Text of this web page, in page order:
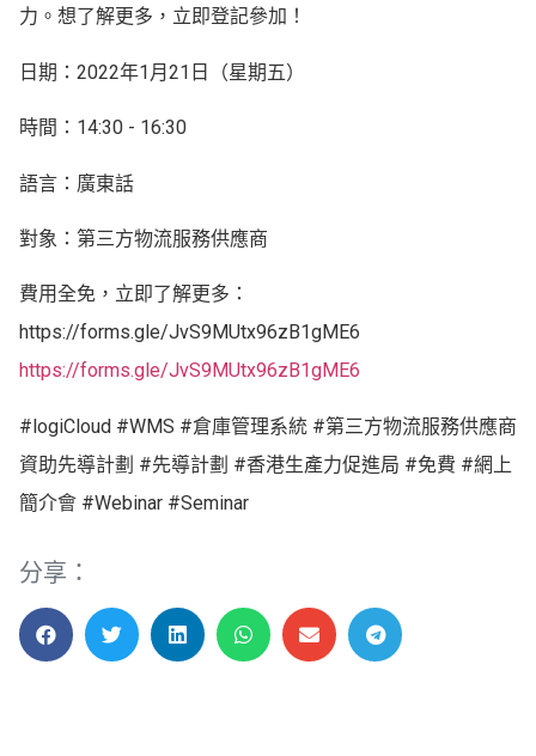
力。想了解更多，立即登記參加！
日期：2022年1月21日（星期五）
時間：14:30 - 16:30
語言：廣東話
對象：第三方物流服務供應商
費用全免，立即了解更多：
https://forms.gle/JvS9MUtx96zB1gME6
https://forms.gle/JvS9MUtx96zB1gME6
#logiCloud #WMS #倉庫管理系統 #第三方物流服務供應商
資助先導計劃 #先導計劃 #香港生產力促進局 #免費 #網上
簡介會 #Webinar #Seminar
分享：